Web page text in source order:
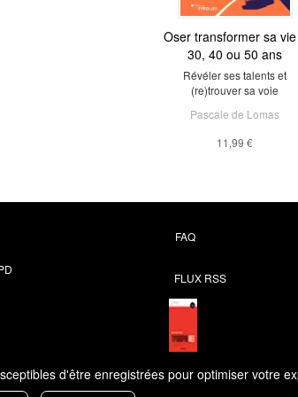
d'être enregistrées pour optimiser votre
Oser transformer sa
30, 40 ou 50 ans
Révéler ses talents et
(re)trouver sa voie
Pascale de Lomas
11,99 €
FAQ
FLUX RSS